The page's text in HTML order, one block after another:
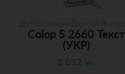
Colop S 2660 Текст
(УКР)
2 632 грн